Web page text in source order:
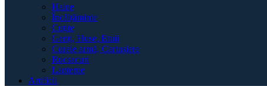
Haine
Încălțăminte
Cuțite
Genți, Huse, Etuii
Curele armă, Cartușiere
Rucsacuri
Lanterne
Artificii